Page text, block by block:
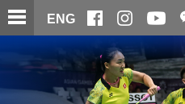
跳
至
內
ENG
内